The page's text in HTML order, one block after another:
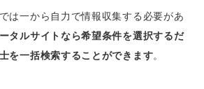
は一から自力で情報収集する必要があ
タルサイトなら希望条件を選択するだ
を一括検索することができます。